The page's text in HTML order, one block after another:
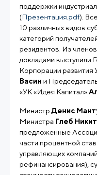
поддержки
(Презентация.pdf).
10 различных видов
категорий
резидентов. Из
докладами выступили
Корпорации развития
Васин и
«УК «Идея Капитал»
Министр Денис
Министра Глеб
предложенные
части процентной
управляющих
рефинансирования),